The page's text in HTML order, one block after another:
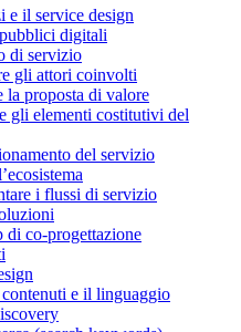
e il service design
digitali
di servizio
gli attori coinvolti
la proposta di valore
gli elementi costitutivi del
del servizio
i flussi di servizio
di co-progettazione
e il linguaggio